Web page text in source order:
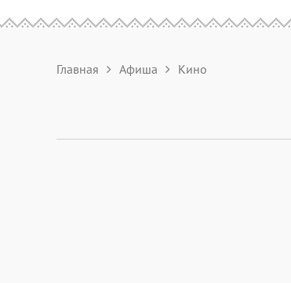
Главная Афиша Кино